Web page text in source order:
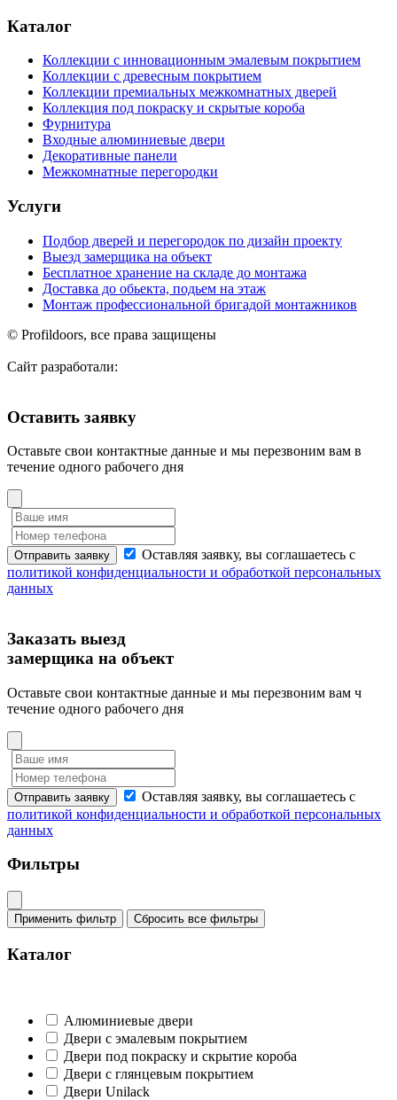
Каталог
Коллекции с инновационным эмалевым покрытием
Коллекции с древесным покрытием
Коллекции премиальных межкомнатных дверей
Коллекция под покраску и скрытые короба
Фурнитура
Входные алюминиевые двери
Декоративные панели
Межкомнатные перегородки
Услуги
Подбор дверей и перегородок по дизайн проекту
Выезд замерщика на объект
Бесплатное хранение на складе до монтажа
Доставка до обьекта, подьем на этаж
Монтаж профессиональной бригадой монтажников
© Profildoors, все права защищены
Сайт разработали:
Оставить заявку
Оставьте свои контактные данные и мы перезвоним вам в
течение одного рабочего дня
Отправить заявку
Оставляя заявку, вы соглашаетесь с
политикой конфиденциальности и обработкой персональных
данных
Заказать выезд
замерщика на объект
Оставьте свои контактные данные и мы перезвоним вам ч
течение одного рабочего дня
Отправить заявку
Оставляя заявку, вы соглашаетесь с
политикой конфиденциальности и обработкой персональных
данных
Фильтры
Применить фильтр Сбросить все фильтры
Каталог
Алюминиевые двери
Двери с эмалевым покрытием
Двери под покраску и скрытие короба
Двери с глянцевым покрытием
Двери Unilack